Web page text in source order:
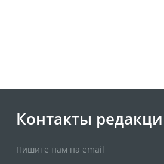
Контакты
Пишите нам на email